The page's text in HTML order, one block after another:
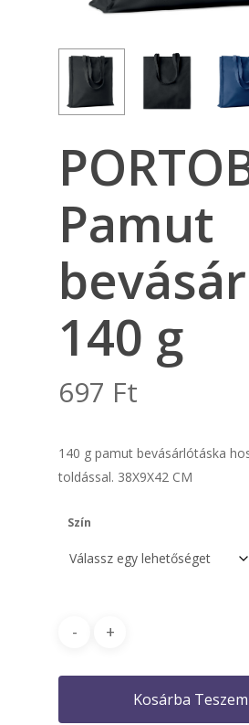
Pamut
140 g
697 Ft
140 g pamut bevásárlótáska
toldással. 38X9X42 CM
Szín
Kosárba Teszem